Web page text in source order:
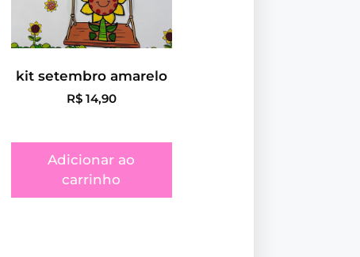
kit setembro amarelo
R$14,90
Adicionar ao
carrinho